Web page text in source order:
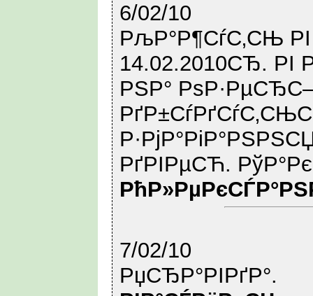
6/02/10
РљР°Р¶СѓС‚СЊ
14.02.2010СЂ.
РЅР°
РґРІРµСЋ.
7/02/10
РџСЂР°РІРґР°.